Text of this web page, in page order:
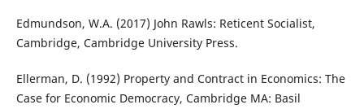
Edmundson, W.A. (2017) John Rawls: Reticent Socialist,
Cambridge, Cambridge University Press.
Ellerman, D. (1992) Property and Contract in Economics: The
Case for Economic Democracy, Cambridge MA: Basil